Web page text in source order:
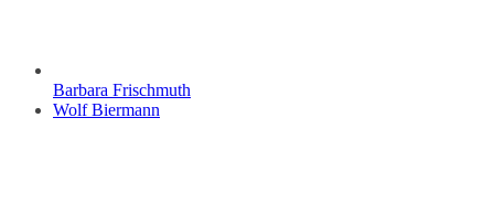
Barbara Frischmuth
Wolf Biermann